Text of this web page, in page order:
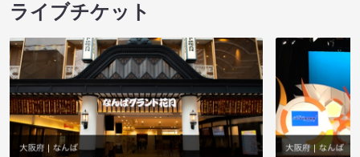
ライブチケット